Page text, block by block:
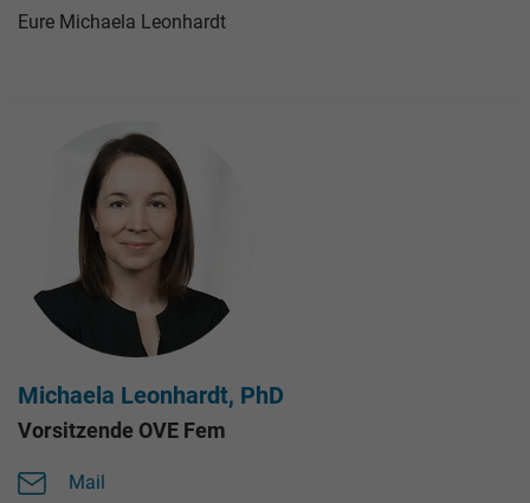
Eure Michaela Leonhardt
Michaela Leonhardt, PhD
Vorsitzende OVE Fem
Mail